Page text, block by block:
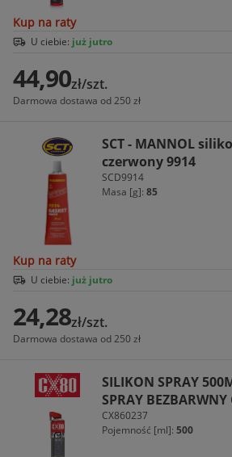
Kup na raty
U ciebie: już jutro
44,90zł/szt.
Darmowa dostawa od 250 zł
SCT - MANNOL
czerwony 9914
SCD9914
Masa [g]: 85
Kup na raty
U ciebie: już jutro
24,28zł/szt.
Darmowa dostawa od 250 zł
SILIKON SPRAY
SPRAY BEZBARWNY
CX860237
Pojemność [ml]: 500